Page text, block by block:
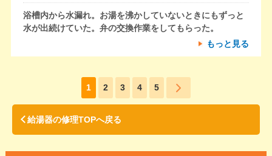
浴槽内から水漏れ。お湯を沸かしていないときにもずっと
水が出続けていた。弁の交換作業をしてもらった。
もっと見る
1 2 3 4 5
給湯器の修理TOPへ戻る